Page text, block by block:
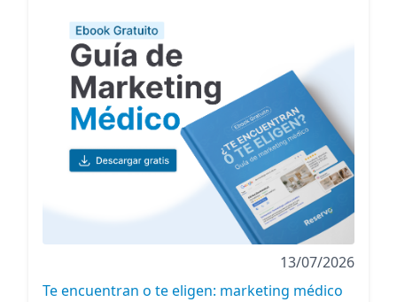
13/07/2026
Te encuentran o te eligen: marketing médico